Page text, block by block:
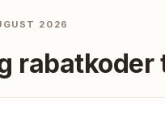
2026
rabatkoder